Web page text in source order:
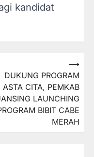
kandidat
DUKUNG PROGRAM
ASTA CITA, PEMKAB
LAUNCHING
BIBIT CABE
MERAH
⟶